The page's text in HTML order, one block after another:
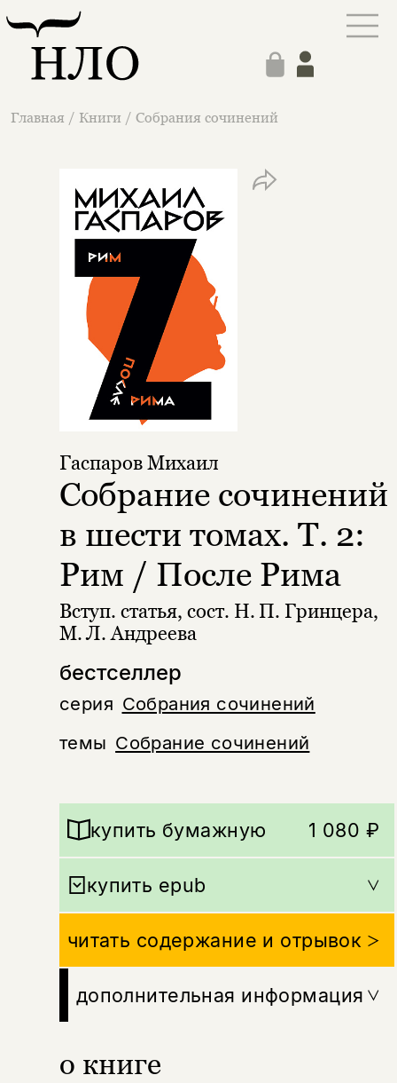
Главная / Книги / Собрания сочинений
бестселлер
серия Собрания сочинений
темы Собрание сочинений
Гаспаров Михаил
Собрание сочинений
в шести томах. Т. 2:
Рим / После Рима
Вступ. статья, сост. Н. П. Гринцера,
М. Л. Андреева
о книге
купить бумажную 1 080 ₽
купить epub
читать содержание и отрывок
дополнительная информация